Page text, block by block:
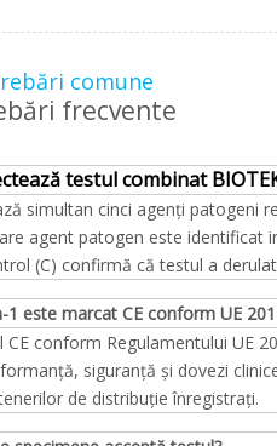
comune
frecvente
testul combinat
cinci agenți patogeni
agent patogen este
(C) confirmă că testul a
este marcat CE conform UE
conform Regulamentului UE
siguranță și dovezi
de distribuție înregistrați.